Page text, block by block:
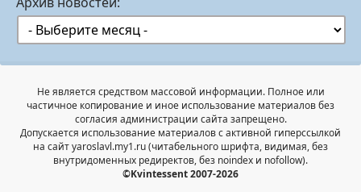
Не является средством массовой информации. Полное или
частичное копирование и иное использование материалов без
согласия администрации сайта запрещено.
Допускается использование материалов с активной гиперссылкой
на сайт yaroslavl.my1.ru (читабельного шрифта, видимая, без
внутридоменных редиректов, без noindex и nofollow).
©Kvintessent 2007-2026